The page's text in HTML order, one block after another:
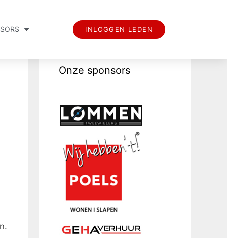
INLOGGEN LEDEN
Onze sponsors